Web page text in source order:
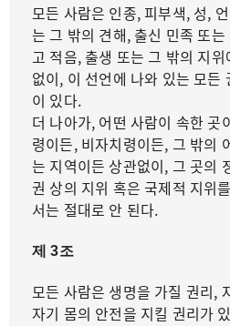
모든 사람은 인종, 피부색, 성,
는 그 밖의 견해, 출신 민족 또
고 적음, 출생 또는 그 밖의 지
없이, 이 선언에 나와 있는 모든
이 있다.
더 나아가, 어떤 사람이 속한 곳
령이든, 비자치령이든, 그 밖의
는 지역이든 상관없이, 그 곳의
권 상의 지위 혹은 국제적 지위
서는 절대로 안 된다.
제 3조
모든 사람은 생명을 가질 권리,
자기 몸의 안전을 지킬 권리가